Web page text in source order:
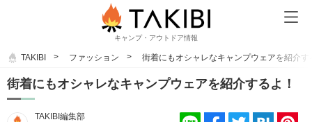
キャンプ・アウトドア情報
TAKIBI ファッション 街着にもオシャレなキャンプウェアを紹介す
街着にもオシャレなキャンプウェアを紹介するよ！
TAKIBI編集部